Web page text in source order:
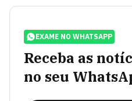
EXAME NO WHATSAPP
Receba as
no seu